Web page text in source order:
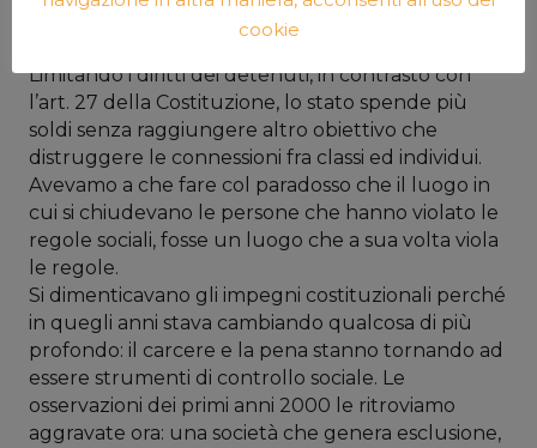
difficoltà di costruzione di massa critica. Vediamoli
Limitando i diritti dei detenuti, in contrasto con
l’art. 27 della Costituzione, lo stato spende più
soldi senza raggiungere altro obiettivo che
distruggere le connessioni fra classi ed individui.
Avevamo a che fare col paradosso che il luogo in
cui si chiudevano le persone che hanno violato le
regole sociali, fosse un luogo che a sua volta viola
le regole.
Si dimenticavano gli impegni costituzionali perché
in quegli anni stava cambiando qualcosa di più
profondo: il carcere e la pena stanno tornando ad
essere strumenti di controllo sociale. Le
osservazioni dei primi anni 2000 le ritroviamo
aggravate ora: una società che genera esclusione,
cookie